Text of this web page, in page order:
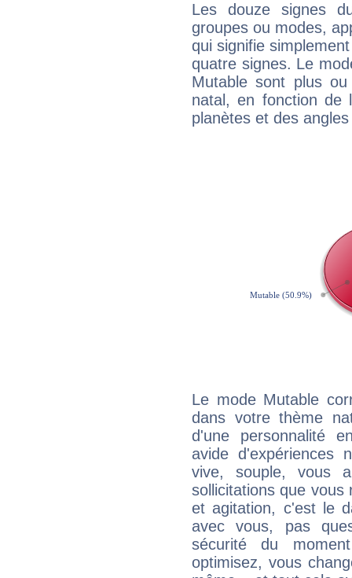
Les douze signes
groupes ou modes,
qui signifie
quatre signes. Le
Mutable sont plus
natal, en fonction de
planètes et des
Le mode Mutable
dans votre thème
d'une personnalité
avide d'expériences
vive, souple, vous
sollicitations que vous
et agitation, c'est le
avec vous, pas
sécurité du
optimisez, vous